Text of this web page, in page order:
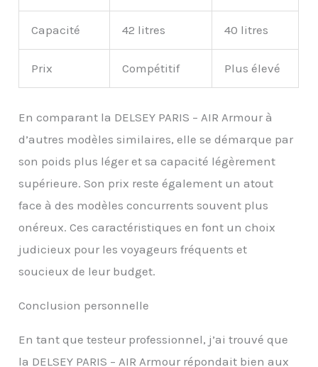
Capacité 42 litres 40 litres
Prix Compétitif Plus élevé
En comparant la DELSEY PARIS – AIR Armour à
d’autres modèles similaires, elle se démarque par
son poids plus léger et sa capacité légèrement
supérieure. Son prix reste également un atout
face à des modèles concurrents souvent plus
onéreux. Ces caractéristiques en font un choix
judicieux pour les voyageurs fréquents et
soucieux de leur budget.
Conclusion personnelle
En tant que testeur professionnel, j’ai trouvé que
la DELSEY PARIS – AIR Armour répondait bien aux